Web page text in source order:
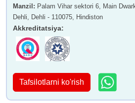
Manzil : Palam Vihar sektori 6, Main
Dehli, Dehli - 110075, Hindiston
Akkreditatsiya:
Tafsilotlarni ko'rish